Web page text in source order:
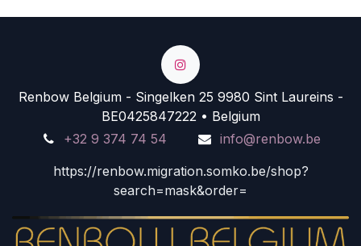
Renbow Belgium - Singelken 25 9980 Sint Laureins -
BE0425847222 • Belgium
+32 9 374 74 54
info@renbow.be
https://renbow.migration.somko.be/shop?
search=mask&order=